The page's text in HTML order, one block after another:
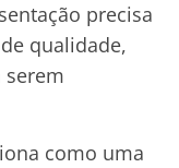
precisa
qualidade,
serem
como uma